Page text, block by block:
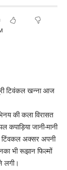
टिवंकल खन्ना आज
की कला विरासत
कपाड़िया जानी-मानी
टिंवकल अक्सर अपनी
भी रूझान फिल्मों
लगी।